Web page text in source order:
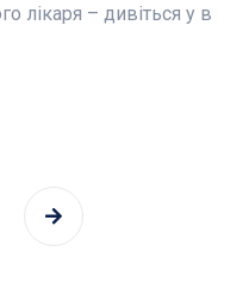
лікаря – дивіться у в